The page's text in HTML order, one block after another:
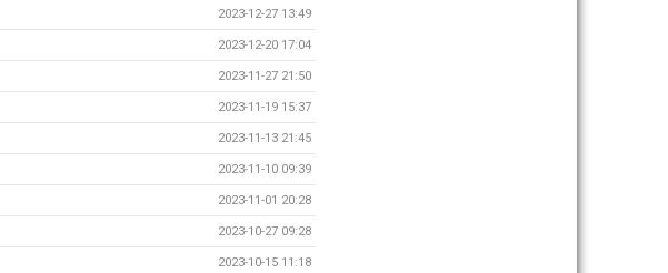
2023-12-27 13:49
2023-12-20 17:04
2023-11-27 21:50
2023-11-19 15:37
2023-11-13 21:45
2023-11-10 09:39
2023-11-01 20:28
2023-10-27 09:28
2023-10-15 11:18